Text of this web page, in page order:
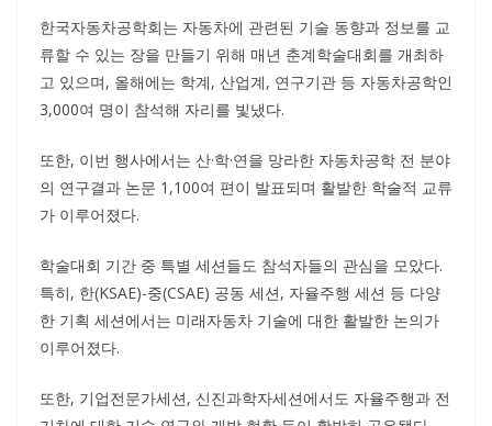
한국자동차공학회는 자동차에 관련된 기술 동향과 정보를 교
류할 수 있는 장을 만들기 위해 매년 춘계학술대회를 개최하
고 있으며, 올해에는 학계, 산업계, 연구기관 등 자동차공학인
3,000여 명이 참석해 자리를 빛냈다.
또한, 이번 행사에서는 산·학·연을 망라한 자동차공학 전 분야
의 연구결과 논문 1,100여 편이 발표되며 활발한 학술적 교류
가 이루어졌다.
학술대회 기간 중 특별 세션들도 참석자들의 관심을 모았다.
특히, 한(KSAE)-중(CSAE) 공동 세션, 자율주행 세션 등 다양
한 기획 세션에서는 미래자동차 기술에 대한 활발한 논의가
이루어졌다.
또한, 기업전문가세션, 신진과학자세션에서도 자율주행과 전